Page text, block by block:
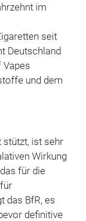
im
seit
Deutschland
Vapes
und dem
stützt, ist sehr
Wirkung
für die
das BfR, es
definitive